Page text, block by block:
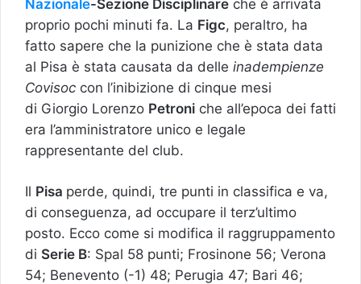
Nazionale-Sezione Disciplinare che è arrivata
proprio pochi minuti fa. La Figc, peraltro, ha
fatto sapere che la punizione che è stata data
al Pisa è stata causata da delle inadempienze
Covisoc con l’inibizione di cinque mesi
di Giorgio Lorenzo Petroni che all’epoca dei fatti
era l’amministratore unico e legale
rappresentante del club.
Il Pisa perde, quindi, tre punti in classifica e va,
di conseguenza, ad occupare il terz’ultimo
posto. Ecco come si modifica il raggruppamento
di Serie B: Spal 58 punti; Frosinone 56; Verona
54; Benevento (-1) 48; Perugia 47; Bari 46;